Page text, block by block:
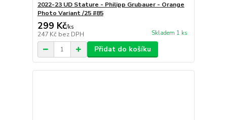
2022-23 UD Stature - Philipp Grubauer - Orange
Photo Variant /25 #85
299 Kč/ks
247 Kč bez DPH Skladem 1 ks
Přidat do košíku